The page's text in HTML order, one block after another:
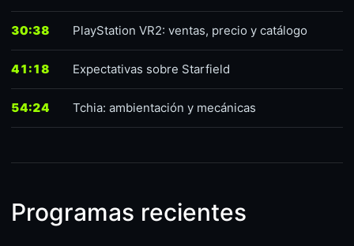
30:38 PlayStation VR2: ventas, precio y catálogo
41:18 Expectativas sobre Starfield
54:24 Tchia: ambientación y mecánicas
Programas recientes